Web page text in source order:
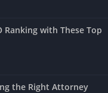
Ranking with These Top
the Right Attorney